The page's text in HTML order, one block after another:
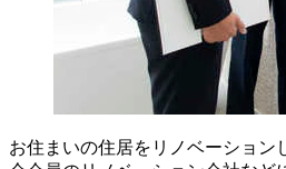
お住まいの住居をリノベーション